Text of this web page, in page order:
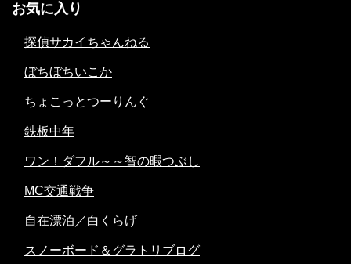
お気に入り
探偵サカイちゃんねる
ぼちぼちいこか
ちょこっとつーりんぐ
鉄板中年
ワン！ダフル～～智の暇つぶし
MC交通戦争
自在漂泊／白くらげ
スノーボード＆グラトリブログ